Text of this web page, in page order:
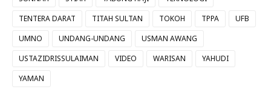
TENTERA DARAT
TITAH SULTAN TOKOH TPPA
UFB
UMNO
UNDANG-UNDANG
USMAN AWANG
USTAZIDRISSULAIMAN
VIDEO WARISAN
YAHUDI
YAMAN